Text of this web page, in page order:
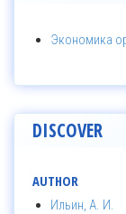
Экономика
DISCOVER
AUTHOR
Ильин, А. И.